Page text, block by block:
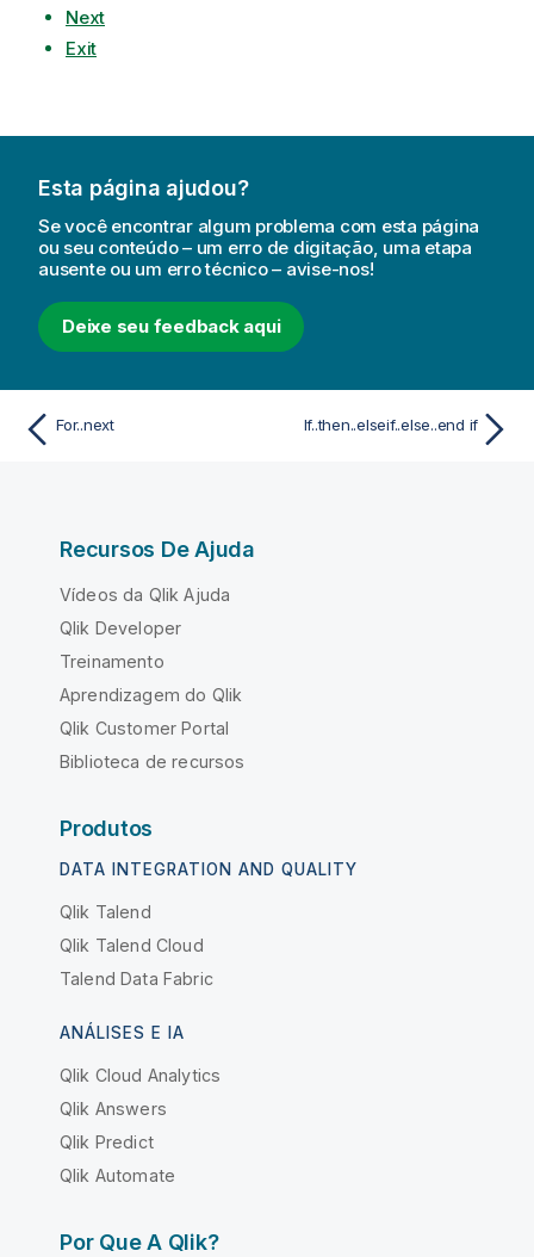
Next
Exit
Esta página ajudou?
Se você encontrar algum problema com esta página
ou seu conteúdo – um erro de digitação, uma etapa
ausente ou um erro técnico – avise-nos!
Deixe seu feedback aqui
For..next If..then..elseif..else..end if
Recursos De Ajuda
Vídeos da Qlik Ajuda
Qlik Developer
Treinamento
Aprendizagem do Qlik
Qlik Customer Portal
Biblioteca de recursos
Produtos
DATA INTEGRATION AND QUALITY
Qlik Talend
Qlik Talend Cloud
Talend Data Fabric
ANÁLISES E IA
Qlik Cloud Analytics
Qlik Answers
Qlik Predict
Qlik Automate
Por Que A Qlik?